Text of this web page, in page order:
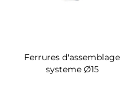
Ferrures d'assemblage
systeme Ø15